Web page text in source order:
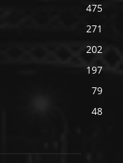
475
271
202
197
79
48